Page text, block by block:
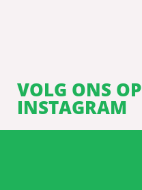
VOLG ONS OP
INSTAGRAM